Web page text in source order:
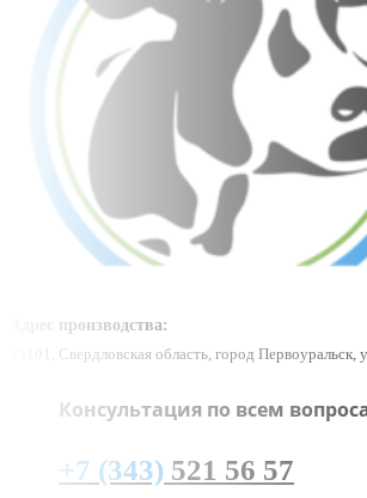
Адрес производства:
23101, Свердловская область, город Первоуральск,
Консультация по всем
+7 (343) 521 56 57